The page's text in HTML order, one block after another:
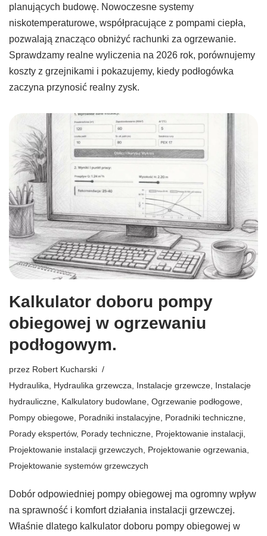
planujących budowę. Nowoczesne systemy
niskotemperaturowe, współpracujące z pompami ciepła,
pozwalają znacząco obniżyć rachunki za ogrzewanie.
Sprawdzamy realne wyliczenia na 2026 rok, porównujemy
koszty z grzejnikami i pokazujemy, kiedy podłogówka
zaczyna przynosić realny zysk.
Kalkulator doboru pompy
obiegowej w ogrzewaniu
podłogowym.
przez Robert Kucharski
Hydraulika
Hydraulika grzewcza Instalacje grzewcze Instalacje
hydrauliczne Kalkulatory budowlane Ogrzewanie podłogowe
Pompy obiegowe Poradniki instalacyjne Poradniki techniczne
Porady ekspertów, Porady techniczne Projektowanie instalacji
Projektowanie instalacji grzewczych
Projektowanie ogrzewania
Projektowanie systemów grzewczych
Dobór odpowiedniej pompy obiegowej ma ogromny wpływ
na sprawność i komfort działania instalacji grzewczej.
Właśnie dlatego kalkulator doboru pompy obiegowej w